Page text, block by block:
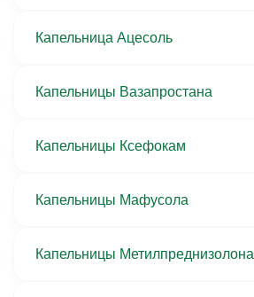
Капельница Ацесоль
Капельницы Вазапростана
Капельницы Ксефокам
Капельницы Мафусола
Капельницы Метилпреднизолона